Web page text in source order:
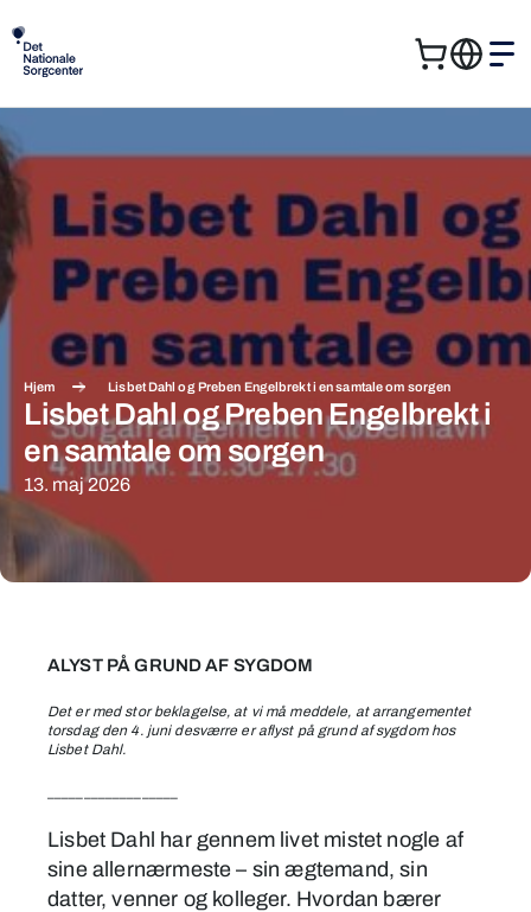
Kurv
Søg
Hjem Lisbet Dahl og Preben Engelbrekt i en samtale om sorgen
Lisbet Dahl og Preben Engelbrekt i
en samtale om sorgen
13. maj 2026
Preben
Engelbrekt
samtale
sorgen
ALYST PÅ GRUND AF SYGDOM
Det er med stor beklagelse, at vi må meddele, at arrangementet
torsdag den 4. juni desværre er aflyst på grund af sygdom hos
Lisbet Dahl.
Lisbet Dahl har gennem livet mistet nogle af
sine allernærmeste – sin ægtemand, sin
datter, venner og kolleger. Hvordan bærer